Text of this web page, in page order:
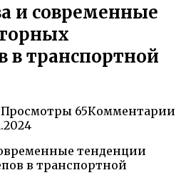
и современные
в транспортной
Просмотры 65Комментарии